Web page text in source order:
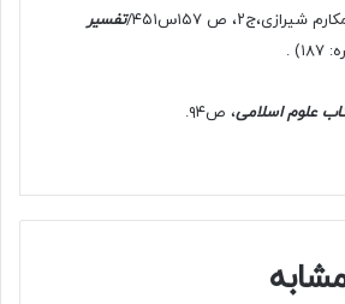
شیرازی،ج‌۲، ص ۱۵۷س۴۵۱/
تفسیر
علوم اسلامی، ص۹۴.